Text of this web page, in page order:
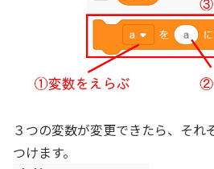
３つの変数が変更できたら、それ
つけます。